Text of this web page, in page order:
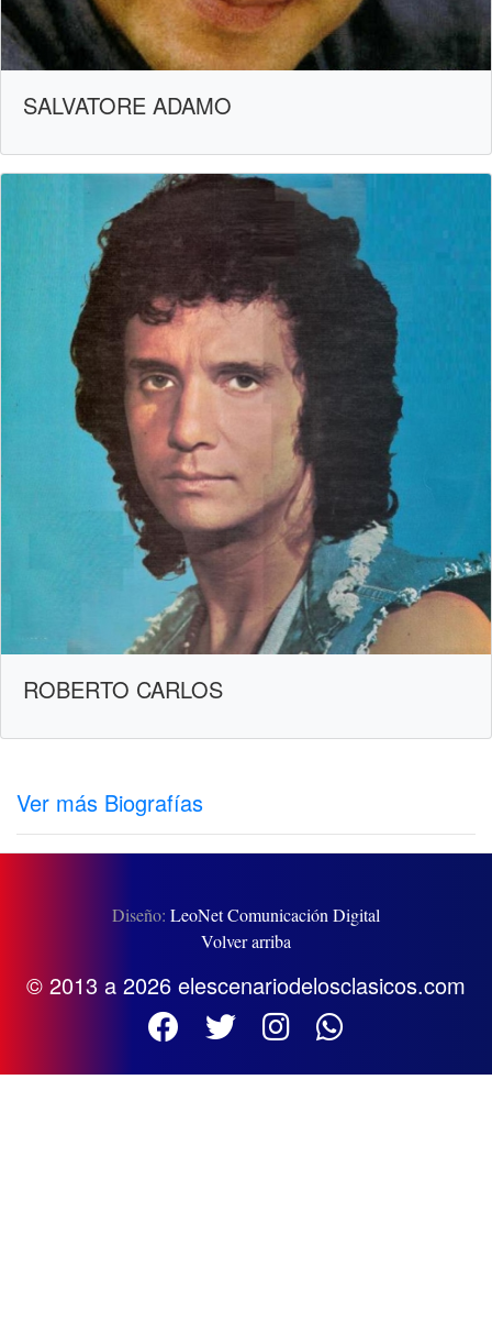
SALVATORE ADAMO
ROBERTO CARLOS
Ver más Biografías
Diseño: LeoNet Comunicación Digital
Volver arriba
© 2013 a 2026 elescenariodelosclasicos.com